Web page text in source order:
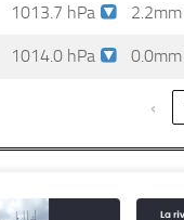
1013.7 hPa 2.2mm
1014.0 hPa 0.0mm
‹